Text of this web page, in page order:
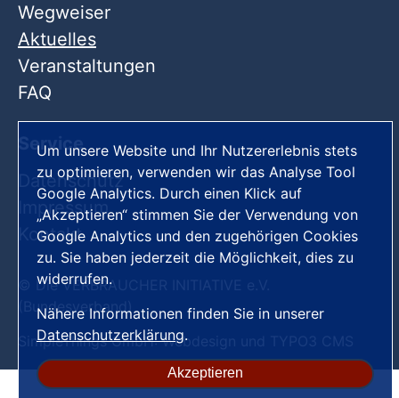
Wegweiser
Aktuelles
Veranstaltungen
FAQ
Service
Datenschutz
Impressum
Kontakt
© Die VERBRAUCHER INITIATIVE e.V.
(Bundesverband)
SimpleThings GmbH: Webdesign
Um unsere Website und Ihr Nutzererlebnis stets
zu optimieren, verwenden wir das Analyse Tool
Google Analytics. Durch einen Klick auf
„Akzeptieren“ stimmen Sie der Verwendung von
Google Analytics und den zugehörigen Cookies
zu. Sie haben jederzeit die Möglichkeit, dies zu
widerrufen.
Nähere Informationen finden Sie in unserer
Datenschutzerklärung.
Akzeptieren